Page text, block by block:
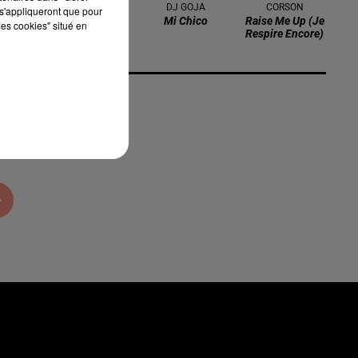
TEDDY SWIMS
Mr Know It All
DJ GOJA
Mi Chico
CORSON
Raise Me Up (je
Respire Encore)
que pour
cookies" situé en